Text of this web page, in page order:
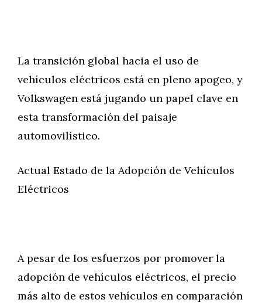
La transición global hacia el uso de
vehículos eléctricos está en pleno apogeo, y
Volkswagen está jugando un papel clave en
esta transformación del paisaje
automovilístico.
Actual Estado de la Adopción de Vehículos
Eléctricos
A pesar de los esfuerzos por promover la
adopción de vehículos eléctricos, el precio
más alto de estos vehículos en comparación